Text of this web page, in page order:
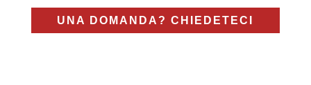
UNA DOMANDA? CHIEDETECI